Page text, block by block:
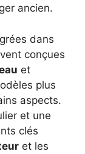
ancien.
dans
conçues
et
plus
aspects.
et une
clés
et les